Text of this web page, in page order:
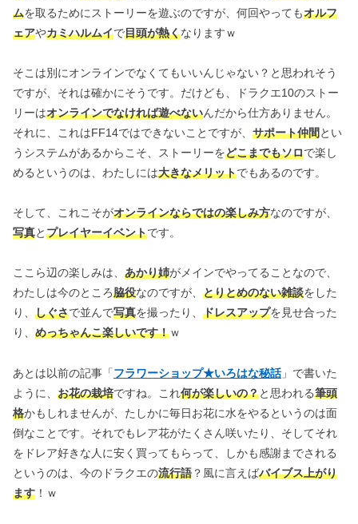
ムを取るためにストーリーを遊ぶのですが、何回やってもオルフ
ェアやカミハルムイで目頭が熱くなりますｗ
そこは別にオンラインでなくてもいいんじゃない？と思われそう
ですが、それは確かにそうです。だけども、ドラクエ10のストー
リーはオンラインでなければ遊べないんだから仕方ありません。
それに、これはFF14ではできないことですが、 サポート仲間とい
うシステムがあるからこそ、ストーリーをどこまでもソロで楽し
めるというのは、わたしには大きなメリットでもあるのです。
そして、これこそがオンラインならではの楽しみ方なのですが、
写真とプレイヤーイベントです。
ここら辺の楽しみは、 あかり姉がメインでやってることなので、
わたしは今のところ脇役なのですが、 とりとめのない雑談をした
り、 しぐさで並んで写真を撮ったり、 ドレスアップを見せ合った
り、 めっちゃんこ楽しいです！ｗ
あとは以前の記事「フラワーショップ★いろはな秘話」で書いた
ように、 お花の栽培ですね。これ何が楽しいの？と思われる筆頭
格かもしれませんが、たしかに毎日お花に水をやるというのは面
倒なことです。それでもレア花がたくさん咲いたり、そしてそれ
をドレア好きな人に安く買ってもらって、しかも感謝までされる
というのは、今のドラクエの流行語 ？風に言えばバイブス上がり
ます ！ｗ